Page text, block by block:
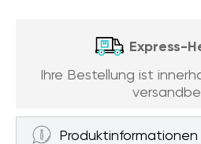
Express-
Ihre Bestellung ist
Produktinformationen